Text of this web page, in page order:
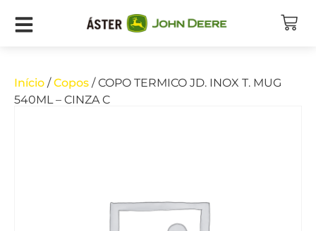
Início /Copos / COPO TERMICO JD. INOX T. MUG
540ML – CINZA C